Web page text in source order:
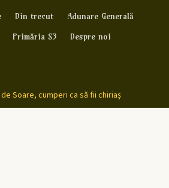
Din trecut
Adunare Generală
Primăria S3 Despre noi
Soare, cumperi ca să fii chiriaș